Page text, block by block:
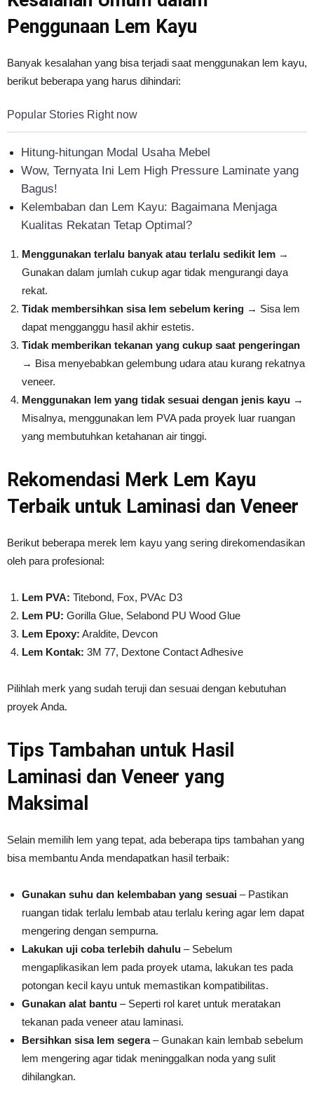
Penggunaan Lem Kayu
Banyak kesalahan yang bisa terjadi saat menggunakan lem kayu,
berikut beberapa yang harus dihindari:
Popular Stories Right now
Hitung-hitungan Modal Usaha Mebel
Wow, Ternyata Ini Lem High Pressure Laminate yang
Bagus!
Kelembaban dan Lem Kayu: Bagaimana Menjaga
Kualitas Rekatan Tetap Optimal?
Menggunakan terlalu banyak atau terlalu sedikit lem →
Gunakan dalam jumlah cukup agar tidak mengurangi daya
rekat.
Tidak membersihkan sisa lem sebelum kering → Sisa lem
dapat mengganggu hasil akhir estetis.
Tidak memberikan tekanan yang cukup saat pengeringan
→ Bisa menyebabkan gelembung udara atau kurang rekatnya
veneer.
Menggunakan lem yang tidak sesuai dengan jenis kayu →
Misalnya, menggunakan lem PVA pada proyek luar ruangan
yang membutuhkan ketahanan air tinggi.
Rekomendasi Merk Lem Kayu
Terbaik untuk Laminasi dan Veneer
Berikut beberapa merek lem kayu yang sering direkomendasikan
oleh para profesional:
Lem PVA: Titebond, Fox, PVAc D3
Lem PU: Gorilla Glue, Selabond PU Wood Glue
Lem Epoxy: Araldite, Devcon
Lem Kontak: 3M 77, Dextone Contact Adhesive
Pilihlah merk yang sudah teruji dan sesuai dengan kebutuhan
proyek Anda.
Tips Tambahan untuk Hasil
Laminasi dan Veneer yang
Maksimal
Selain memilih lem yang tepat, ada beberapa tips tambahan yang
bisa membantu Anda mendapatkan hasil terbaik:
Gunakan suhu dan kelembaban yang sesuai – Pastikan
ruangan tidak terlalu lembab atau terlalu kering agar lem dapat
mengering dengan sempurna.
Lakukan uji coba terlebih dahulu – Sebelum
mengaplikasikan lem pada proyek utama, lakukan tes pada
potongan kecil kayu untuk memastikan kompatibilitas.
Gunakan alat bantu – Seperti rol karet untuk meratakan
tekanan pada veneer atau laminasi.
Bersihkan sisa lem segera– Gunakan kain lembab sebelum
lem mengering agar tidak meninggalkan noda yang sulit
dihilangkan.